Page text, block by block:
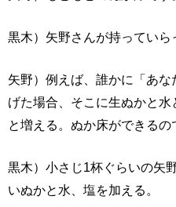
黒木）矢野さんが持っていら
矢野）例えば、誰かに「あ
げた場合、そこに生ぬかと水
と増える。ぬか床ができるの
黒木）小さじ1杯ぐらいの矢
いぬかと水、塩を加える。